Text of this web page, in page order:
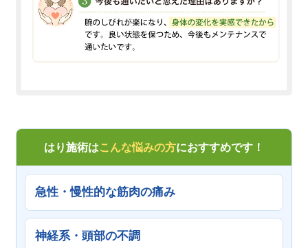
はり施術はこんな悩みの方におすすめです！
急性・慢性的な筋肉の痛み
神経系・頭部の不調